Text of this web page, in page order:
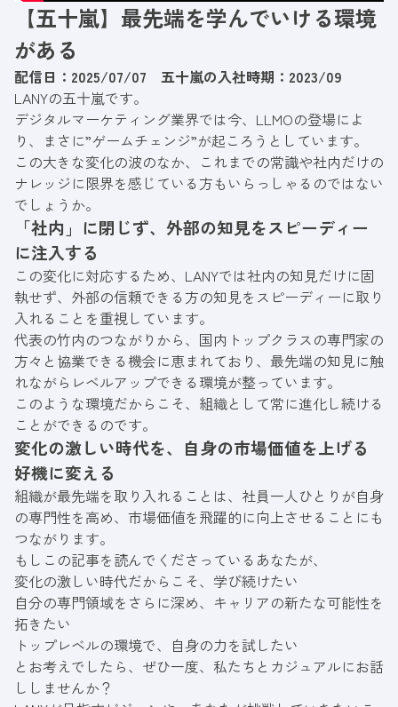
【五十嵐】最先端を学んでいける環境
がある
配信日：2025/07/07 五十嵐の入社時期：2023/09
LANYの五十嵐です。
デジタルマーケティング業界では今、LLMOの登場によ
り、まさに”ゲームチェンジ”が起ころうとしています。
この大きな変化の波のなか、これまでの常識や社内だけの
ナレッジに限界を感じている方もいらっしゃるのではない
でしょうか。
「社内」に閉じず、外部の知見をスピーディー
に注入する
この変化に対応するため、LANYでは社内の知見だけに固
執せず、外部の信頼できる方の知見をスピーディーに取り
入れることを重視しています。
代表の竹内のつながりから、国内トップクラスの専門家の
方々と協業できる機会に恵まれており、最先端の知見に触
れながらレベルアップできる環境が整っています。
このような環境だからこそ、組織として常に進化し続ける
ことができるのです。
変化の激しい時代を、自身の市場価値を上げる
好機に変える
組織が最先端を取り入れることは、社員一人ひとりが自身
の専門性を高め、市場価値を飛躍的に向上させることにも
つながります。
もしこの記事を読んでくださっているあなたが、
変化の激しい時代だからこそ、学び続けたい
自分の専門領域をさらに深め、キャリアの新たな可能性を
拓きたい
トップレベルの環境で、自身の力を試したい
とお考えでしたら、ぜひ一度、私たちとカジュアルにお話
ししませんか？